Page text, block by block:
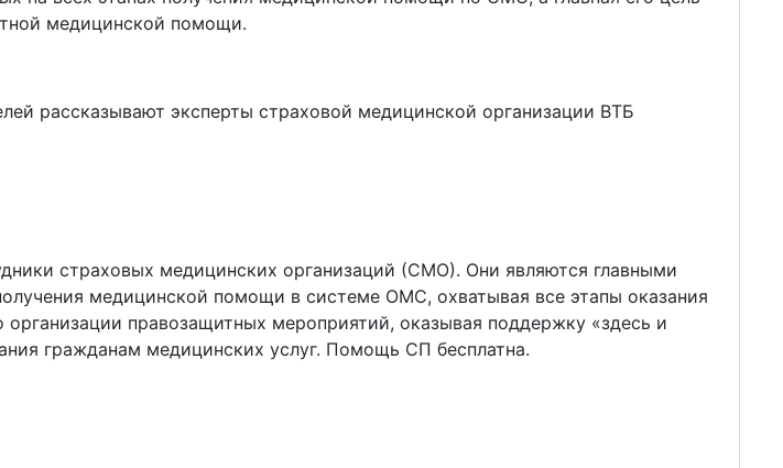
медицинской помощи.
рассказывают эксперты страховой медицинской организации ВТБ
страховых медицинских организаций (СМО). Они являются главными
медицинской помощи в системе ОМС, охватывая все этапы оказания
правозащитных мероприятий, оказывая поддержку «здесь и
гражданам медицинских услуг. Помощь СП бесплатна.